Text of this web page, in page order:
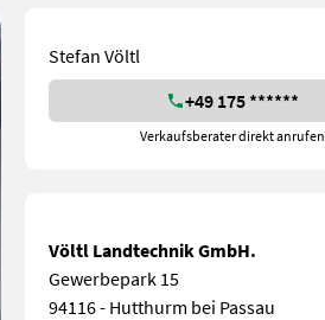
Stefan Völtl
+49 175 ******
Verkaufsberater direkt anrufen
Völtl Landtechnik GmbH.
Gewerbepark 15
94116 - Hutthurm bei Passau